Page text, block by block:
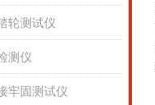
轮测试仪
测仪
牢固测试仪